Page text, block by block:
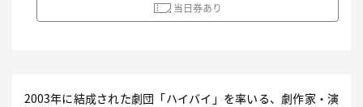
当日券あり
2003年に結成された劇団「ハイバイ」を率いる、劇作家・演